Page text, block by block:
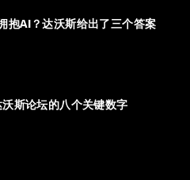
抱AI？达沃斯给出了三个答案
斯论坛的八个关键数字